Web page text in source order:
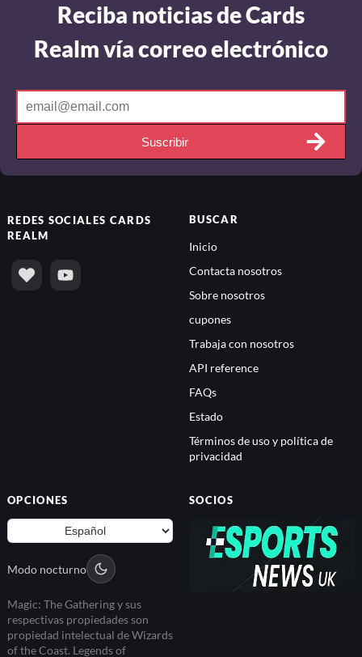
Reciba noticias de Cards
Realm vía correo electrónico
Suscribir
REDES SOCIALES CARDS
REALM
BUSCAR
Inicio
Contacta nosotros
Sobre nosotros
cupones
Trabaja con nosotros
API reference
FAQs
Estado
Términos de uso y política de
privacidad
OPCIONES
Modo nocturno
Magic: The Gathering y sus
respectivas propiedades son
propiedad intelectual de Wizards
of the Coast. Legends of
SOCIOS